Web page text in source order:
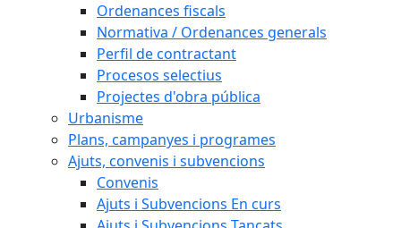
Ordenances fiscals
Normativa / Ordenances generals
Perfil de contractant
Procesos selectius
Projectes d'obra pública
Urbanisme
Plans, campanyes i programes
Ajuts, convenis i subvencions
Convenis
Ajuts i Subvencions En curs